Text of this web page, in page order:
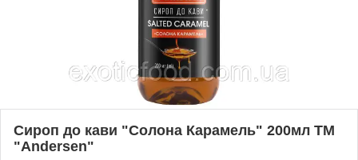
Сироп до кави "Солона Карамель" 200мл ТМ
"Andersen"